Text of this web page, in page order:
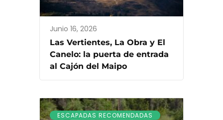
Junio 16, 2026
Las Vertientes, La Obra y El
Canelo: la puerta de entrada
al Cajón del Maipo
ESCAPADAS RECOMENDADAS